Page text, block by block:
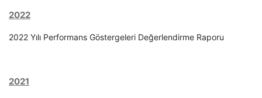
2022
2022 Yılı Performans Göstergeleri Değerlendirme Raporu
2021